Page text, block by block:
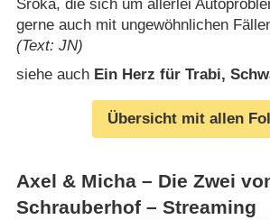
Sroka, die sich um allerlei
gerne auch mit ungewöhnlichen
(Text: JN)
siehe auch Ein Herz für Trabi,
Übersicht mit allen
Axel & Micha – Die Zwei
Schrauberhof – Streaming